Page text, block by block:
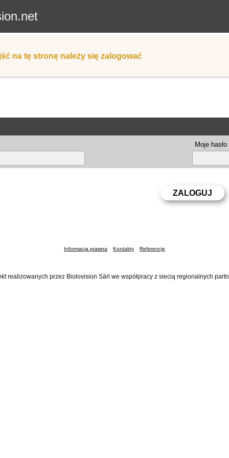
na tę stronę należy się zalogować
Moje hasło
Informacja prawna Kontakty Referencje
realizowanych przez Biolovision Sàrl we współpracy z siecią regionalnych